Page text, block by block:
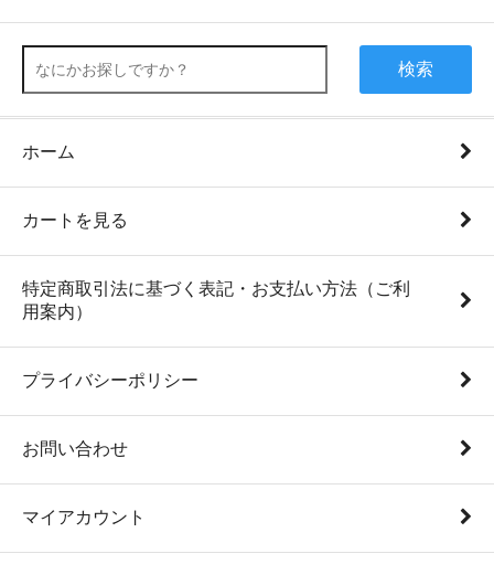
検索
ホーム
カートを見る
特定商取引法に基づく表記・お支払い方法（ご利
用案内）
プライバシーポリシー
お問い合わせ
マイアカウント